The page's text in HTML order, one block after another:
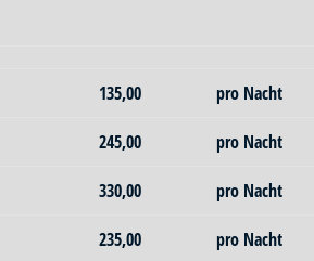
135,00 pro Nacht
245,00 pro Nacht
330,00 pro Nacht
235,00 pro Nacht